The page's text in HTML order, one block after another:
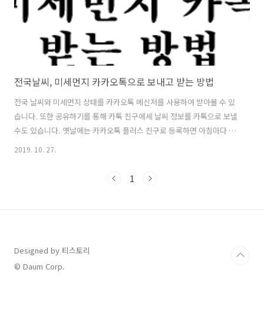
전국날씨, 미세먼지 카카오톡으로 보내고 받는 방법
전국 날씨와 미세먼지 상태를 카카오톡 메신저를 사용하여 받아볼 수 있
습니다. 또한 공유하기를 통해 카톡 친구에세 날씨 정보를 카톡으로 보낼
수도 있습니다. 옛날에는 카카오톡 플러스 친구로 등록하면 아침마다 자
동으로 날씨에 대한 카톡이 와있었는데요. 이제는 카카오톡의 정책 변경
카톡을 통한 날씨 및 미세먼지 공유 이 방법은 날씨 정보를 알려주는 채
2019. 10. 27.
1
Designed by 티스토리
© Daum Corp.